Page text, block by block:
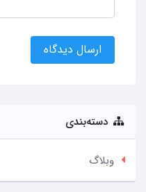
ارسال دیدگاه
دسته‌بندی
وبلاگ